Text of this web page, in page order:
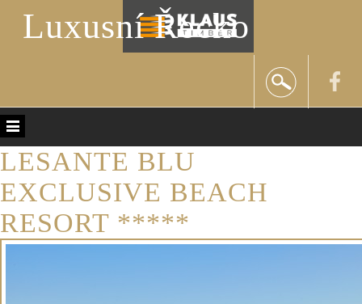
Luxusní Řecko
LESANTE BLU
EXCLUSIVE BEACH
RESORT *****